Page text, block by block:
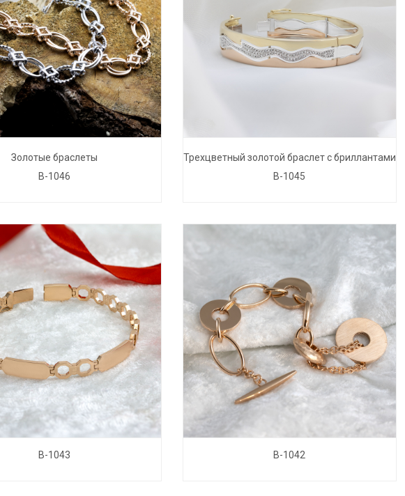
Золотые браслеты
B-1046
Трехцветный золотой браслет с бриллантами
B-1045
B-1043 B-1042